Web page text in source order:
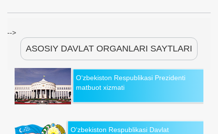
-->
ASOSIY DAVLAT ORGANLARI SAYTLARI
O‘zbekiston Respublikasi Prezidenti
matbuot xizmati
O‘zbekiston Respublikasi Davlat